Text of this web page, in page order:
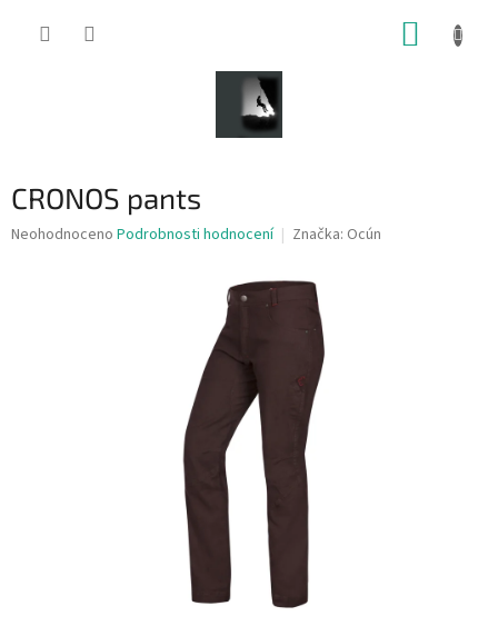
CRONOS pants
Průměrné
Neohodnoceno Podrobnosti hodnocení Značka: Ocún